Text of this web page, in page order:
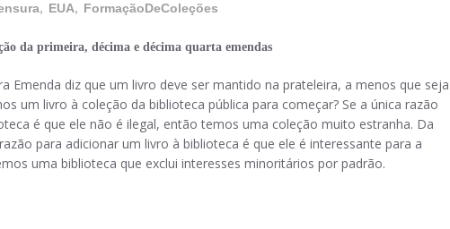
, EUA, FormaçãoDeColeções
da primeira, décima e décima quarta emendas
Emenda diz que um livro deve ser mantido na prateleira, a menos que seja
um livro à coleção da biblioteca pública para começar? Se a única razão
é que ele não é ilegal, então temos uma coleção muito estranha. Da
para adicionar um livro à biblioteca é que ele é interessante para a
uma biblioteca que exclui interesses minoritários por padrão.